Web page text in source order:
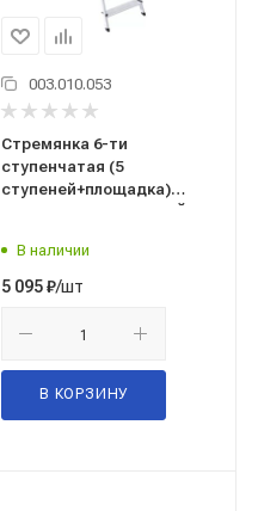
003.010.053
Стремянка 6-ти
ступенчатая (5
ступеней+площадка)
51298946-2009
В наличии
5 095₽/шт
В КОРЗИНУ